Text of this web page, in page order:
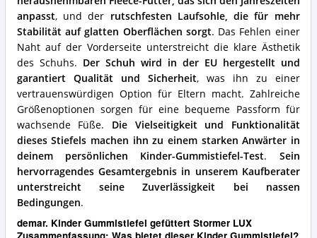
anpasst, und der rutschfesten Laufsohle, die für mehr
Stabilität auf glatten Oberflächen sorgt. Das Fehlen einer
Naht auf der Vorderseite unterstreicht die klare Ästhetik
des Schuhs. Der Schuh wird in der EU hergestellt und
garantiert Qualität und Sicherheit, was ihn zu einer
vertrauenswürdigen Option für Eltern macht. Zahlreiche
Größenoptionen sorgen für eine bequeme Passform für
wachsende Füße. Die Vielseitigkeit und Funktionalität
dieses Stiefels machen ihn zu einem starken Anwärter in
deinem persönlichen Kinder-Gummistiefel-Test. Sein
hervorragendes Gesamtergebnis in unserem Kaufberater
unterstreicht seine Zuverlässigkeit bei nassen
Bedingungen.
demar. Kinder Gummistiefel gefüttert Stormer LUX